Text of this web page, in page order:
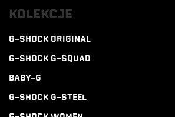
KOLEKCJE
G-SHOCK ORIGINAL
G-SHOCK G-SQUAD
BABY-G
G-SHOCK G-STEEL